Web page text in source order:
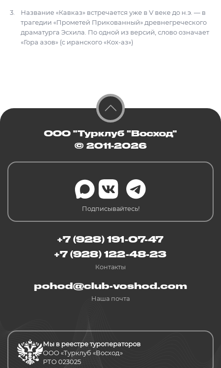
Название «Кавказ» встречается уже в V веке до н.э. — в
трагедии «Прометей Прикованный» древнегреческого
драматурга Эсхила. По одной из версий, слово означает
«Гора азов» (с иранского «Кох-аз»)
ООО "Турклуб "Восход"
© 2011-2026
Подписывайтесь!
+7 (928) 191-07-47
+7 (928) 122-48-23
Контакты
pohod@club-voshod.com
Наша почта
Мы в реестре туроператоров
ООО «Турклуб «Восход»
РТО 023025